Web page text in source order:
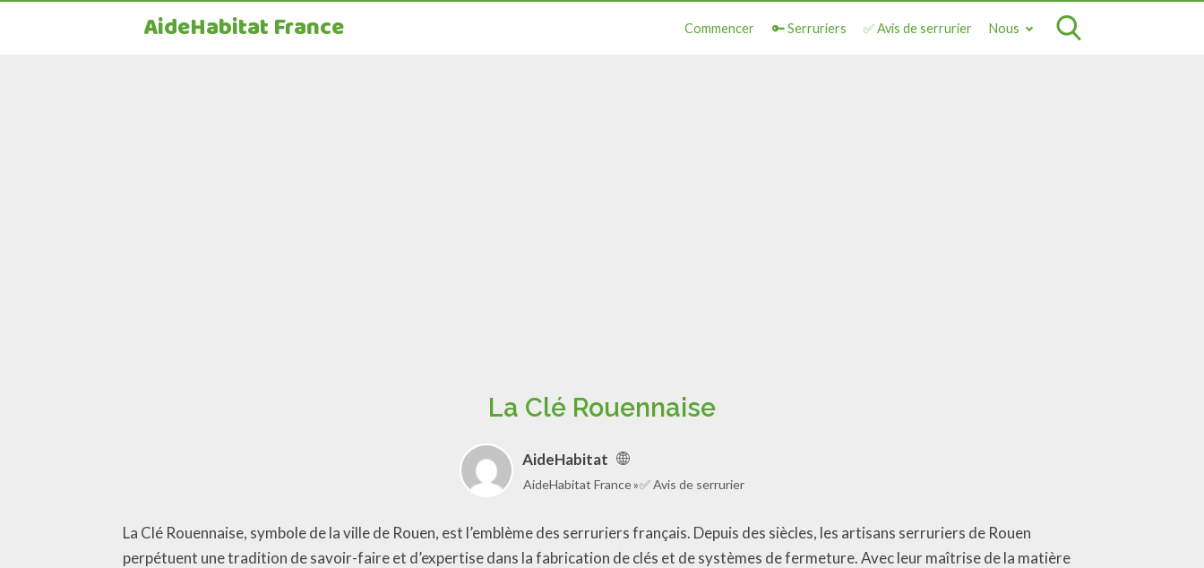
AideHabitat France Commencer 🔑 Serruriers ✅ Avis de serrurier Nous
La Clé Rouennaise
AideHabitat
AideHabitat France ✅ Avis de serrurier
La Clé Rouennaise, symbole de la ville de Rouen, est l’emblème des serruriers français. Depuis des siècles, les artisans serruriers de Rouen
perpétuent une tradition de savoir-faire et d’expertise dans la fabrication de clés et de systèmes de fermeture. Avec leur maîtrise de la matière